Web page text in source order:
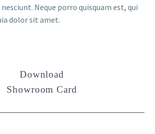
Neque porro quisquam est, qui
dolor sit amet.
Download
Showroom Card